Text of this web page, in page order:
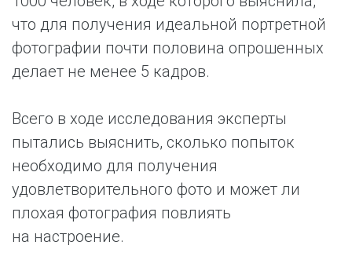
что для получения идеальной портретной
фотографии почти половина опрошенных
делает не менее 5 кадров.
Всего в ходе исследования эксперты
пытались выяснить, сколько попыток
необходимо для получения
удовлетворительного фото и может ли
плохая фотография повлиять
на настроение.